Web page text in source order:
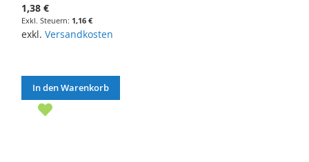
1,38 €
1,16 €
exkl. Versandkosten
In den Warenkorb